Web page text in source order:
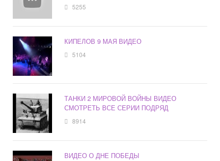
5255
КИПЕЛОВ 9 МАЯ ВИДЕО
5104
ТАНКИ 2 МИРОВОЙ ВОЙНЫ ВИДЕО
СМОТРЕТЬ ВСЕ СЕРИИ ПОДРЯД
8914
ВИДЕО О ДНЕ ПОБЕДЫ